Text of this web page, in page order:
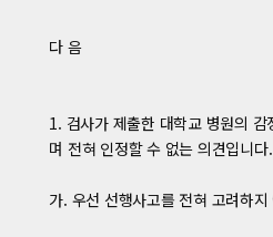
다 음
1. 검사가 제출한 대학교 병원의 감
며 전혀 인정할 수 없는 의견입니다.
가. 우선 선행사고를 전혀 고려하